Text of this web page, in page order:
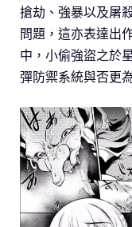
搶劫、強暴以及屠
問題，這亦表達出
中，小偷強盜之於
彈防禦系統與否更